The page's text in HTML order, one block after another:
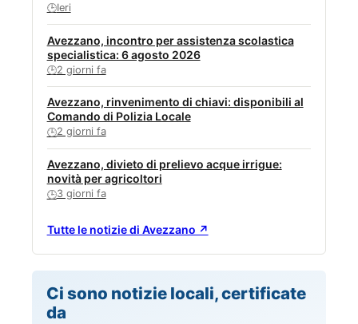
🕒Ieri
Avezzano, incontro per assistenza scolastica
specialistica: 6 agosto 2026
🕒2 giorni fa
Avezzano, rinvenimento di chiavi: disponibili al
Comando di Polizia Locale
🕒2 giorni fa
Avezzano, divieto di prelievo acque irrigue:
novità per agricoltori
🕒3 giorni fa
Tutte le notizie di Avezzano ↗
Ci sono notizie locali, certificate
da